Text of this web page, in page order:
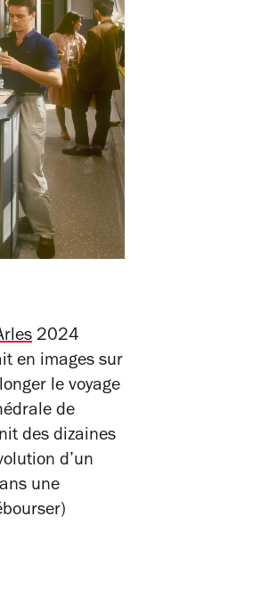
2024
en images sur
le voyage
de
des dizaines
d’un
une